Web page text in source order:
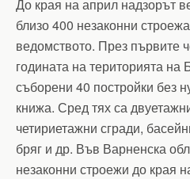
До края на април надзорът
близо 400 незаконни
ведомството. През първите
годината на територията на
съборени 40 постройки без
книжа. Сред тях са
четириетажни сгради,
бряг и др. Във Варненска
незаконни строежи до края